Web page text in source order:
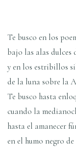
Te busco en los
bajo las alas dulces
y en los estribillos
de la luna sobre la
Te busco hasta
cuando la
hasta el amanecer
en el humo negro